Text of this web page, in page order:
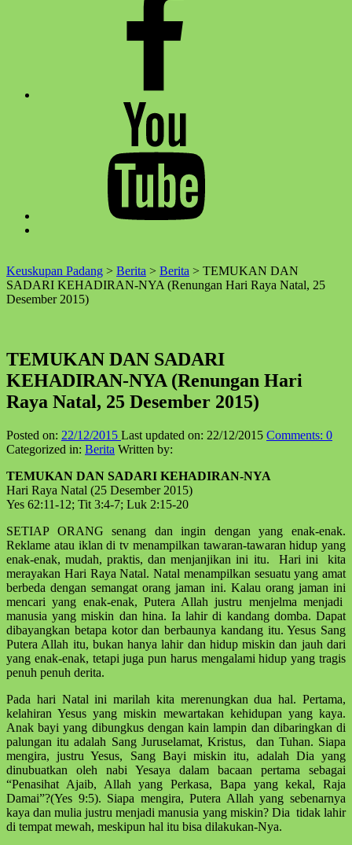
↑
Keuskupan Padang > Berita > Berita > TEMUKAN DAN
SADARI KEHADIRAN-NYA (Renungan Hari Raya Natal, 25
Desember 2015)
TEMUKAN DAN SADARI
KEHADIRAN-NYA (Renungan Hari
Raya Natal, 25 Desember 2015)
Posted on: 22/12/2015 Last updated on: 22/12/2015 Comments: 0
Categorized in: Berita Written by:
TEMUKAN DAN SADARI KEHADIRAN-NYA
Hari Raya Natal (25 Desember 2015)
Yes 62:11-12; Tit 3:4-7; Luk 2:15-20
SETIAP ORANG senang dan ingin dengan yang enak-enak.
Reklame atau iklan di tv menampilkan tawaran-tawaran hidup yang
enak-enak, mudah, praktis, dan menjanjikan ini itu. Hari ini kita
merayakan Hari Raya Natal. Natal menampilkan sesuatu yang amat
berbeda dengan semangat orang jaman ini. Kalau orang jaman ini
mencari yang enak-enak, Putera Allah justru menjelma menjadi
manusia yang miskin dan hina. Ia lahir di kandang domba. Dapat
dibayangkan betapa kotor dan berbaunya kandang itu. Yesus Sang
Putera Allah itu, bukan hanya lahir dan hidup miskin dan jauh dari
yang enak-enak, tetapi juga pun harus mengalami hidup yang tragis
penuh penuh derita.
Pada hari Natal ini marilah kita merenungkan dua hal. Pertama,
kelahiran Yesus yang miskin mewartakan kehidupan yang kaya.
Anak bayi yang dibungkus dengan kain lampin dan dibaringkan di
palungan itu adalah Sang Juruselamat, Kristus, dan Tuhan. Siapa
mengira, justru Yesus, Sang Bayi miskin itu, adalah Dia yang
dinubuatkan oleh nabi Yesaya dalam bacaan pertama sebagai
“Penasihat Ajaib, Allah yang Perkasa, Bapa yang kekal, Raja
Damai”?(Yes 9:5). Siapa mengira, Putera Allah yang sebenarnya
kaya dan mulia justru menjadi manusia yang miskin? Dia tidak lahir
di tempat mewah, meskipun hal itu bisa dilakukan-Nya.